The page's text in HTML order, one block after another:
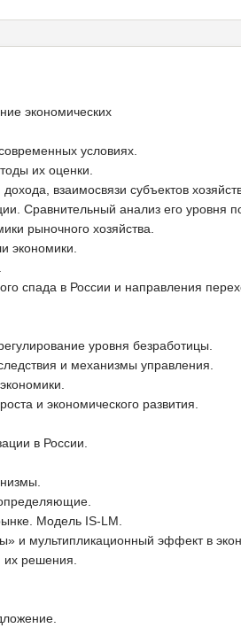
экономических
условиях.
их оценки.
взаимосвязи субъектов
Сравнительный анализ его уровня
рыночного хозяйства.
экономики.
спада в России и направления
уровня безработицы.
и механизмы управления.
и экономического развития.
в России.
Модель IS-LM.
и мультипликационный эффект в
их решения.